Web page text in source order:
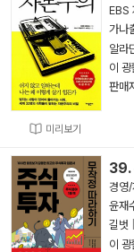
미리보기
EBS
가나
알라
이
판매
39.
경영
윤재
길벗
이